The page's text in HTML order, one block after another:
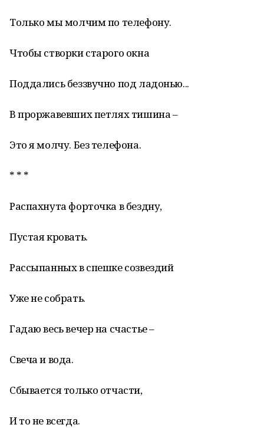
Только мы молчим по телефону.
Чтобы створки старого окна
Поддались беззвучно под ладонью...
В проржавевших петлях тишина –
Это я молчу. Без телефона.
* * *
Распахнута форточка в бездну,
Пустая кровать.
Рассыпанных в спешке созвездий
Уже не собрать.
Гадаю весь вечер на счастье –
Свеча и вода.
Сбывается только отчасти,
И то не всегда.